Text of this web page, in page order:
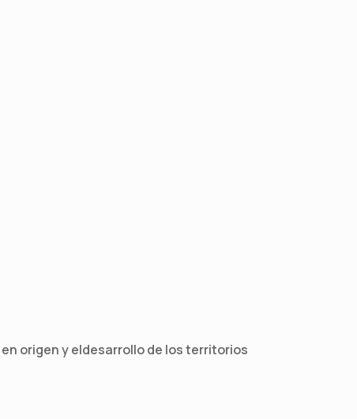
origen y eldesarrollo de los territorios